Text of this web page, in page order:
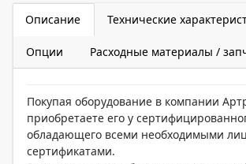
Описание Технические
Опции Расходные материалы /
Покупая оборудование в компании
приобретаете его у
обладающего всеми необходимыми
сертификатами.